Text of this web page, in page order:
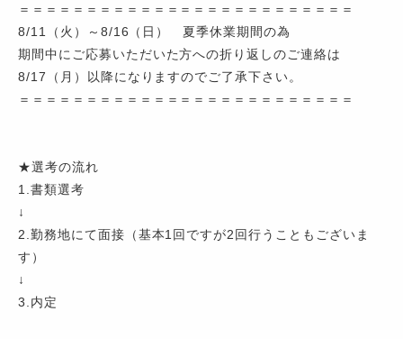
＝＝＝＝＝＝＝＝＝＝＝＝＝＝＝＝＝＝＝＝＝＝＝＝＝
8/11（火）～8/16（日） 夏季休業期間の為
期間中にご応募いただいた方への折り返しのご連絡は
8/17（月）以降になりますのでご了承下さい。
＝＝＝＝＝＝＝＝＝＝＝＝＝＝＝＝＝＝＝＝＝＝＝＝＝
★選考の流れ
1.書類選考
↓
2.勤務地にて面接（基本1回ですが2回行うこともございま
す）
↓
3.内定